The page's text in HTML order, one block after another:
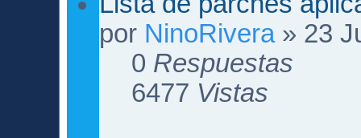
por NinoRivera» 23
0 Respuestas
6477 Vistas